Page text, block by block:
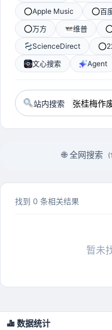
Apple Music
百
万方
维普
ScienceDirect
文心搜索
Agent
站内搜索
🌐 全网搜索
找到 0 条相关结果
暂未
数据统计